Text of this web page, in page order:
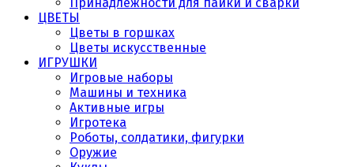
ЦВЕТЫ
Цветы в горшках
Цветы искусственные
ИГРУШКИ
Игровые наборы
Машины и техника
Активные игры
Игротека
Роботы, солдатики, фигурки
Оружие